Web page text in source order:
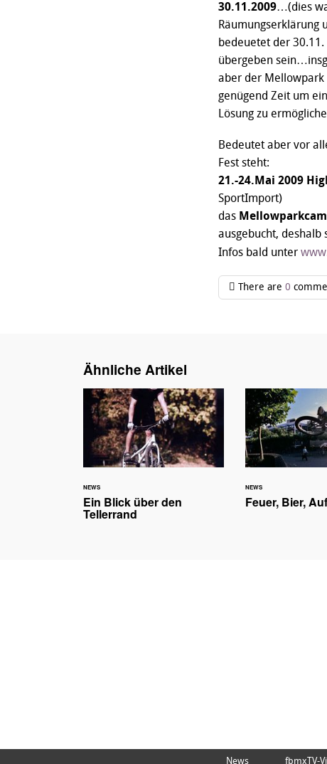
30.11.2009…(dies
Räumungserklärung
bedeuetet der
übergeben
aber der
genügend Zeit um
Lösung zu
Bedeutet aber vor
Fest steht:
21.-24.Mai 2009
SportImport)
das
ausgebucht, deshalb
Infos bald unter
There are0
Ähnliche Artikel
NEWS
Ein Blick über den
Tellerrand
NEWS
Feuer, Bier,
News fbmxTV-